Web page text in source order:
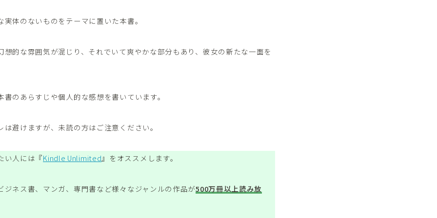
実体のないものをテーマに置いた本書。
想的な雰囲気が混じり、それでいて爽やかな部分もあり、彼女の新たな一面を
書のあらすじや個人的な感想を書いています。
は避けますが、未読の方はご注意ください。
い人には『Kindle Unlimited』をオススメします。
ジネス書、マンガ、専門書など様々なジャンルの作品が500万冊以上読み放